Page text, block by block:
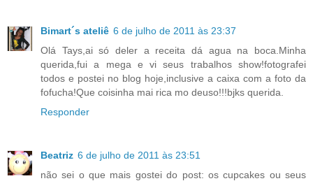
Bimart´s ateliê 6 de julho de 2011 às 23:37
Olá Tays,ai só deler a receita dá agua na boca.Minha
querida,fui a mega e vi seus trabalhos show!fotografei
todos e postei no blog hoje,inclusive a caixa com a foto da
fofucha!Que coisinha mai rica mo deuso!!!bjks querida.
Responder
Beatriz 6 de julho de 2011 às 23:51
não sei o que mais gostei do post: os cupcakes ou seus